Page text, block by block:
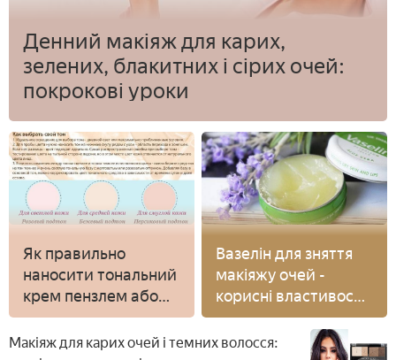
Денний макіяж для карих,
зелених, блакитних і сірих очей:
покрокові уроки
Як правильно
наносити тональний
крем пензлем або
спонжем
Вазелін для зняття
макіяжу очей -
корисні властивості і
застосування
Макіяж для карих очей і темних волосся: